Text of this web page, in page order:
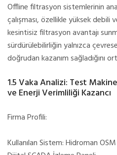
Offline filtrasyon sistemlerinin
çalışması, özellikle yüksek debili
kesintisiz filtrasyon avantajı
sürdürülebilirliğin yalnızca
doğrudan kazanım sağladığını
1.5 Vaka Analizi: Test
ve Enerji Verimliliği Kazancı
Firma Profili:
Kullanılan Sistem: Hidroman